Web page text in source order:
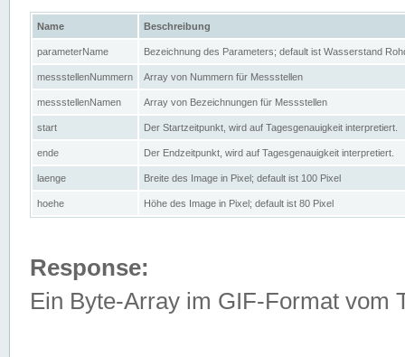
Name Beschreibung
parameterName Bezeichnung des Parameters; default ist Wasserstand
messstellenNummern Array von Nummern für Messstellen
messstellenNamen Array von Bezeichnungen für Messstellen
start Der Startzeitpunkt, wird auf Tagesgenauigkeit interpretiert.
ende Der Endzeitpunkt, wird auf Tagesgenauigkeit interpretiert.
laenge Breite des Image in Pixel; default ist 100 Pixel
hoehe Höhe des Image in Pixel; default ist 80 Pixel
Response:
Ein Byte-Array im GIF-Format vom